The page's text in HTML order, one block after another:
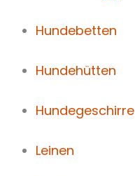
Hundebetten
Hundehütten
Hundegeschirre
Leinen